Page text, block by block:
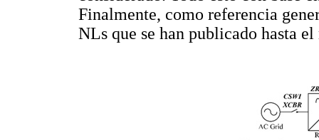
Finalmente, como referencia
NLs que se han publicado hasta